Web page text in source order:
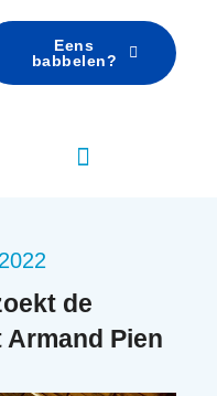
Eens
babbelen?
de
Pien